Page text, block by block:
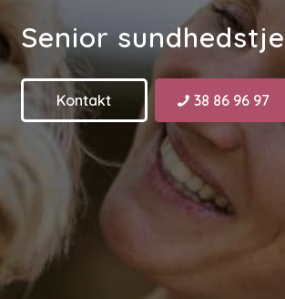
Senior
Kontakt 38 86 96 97